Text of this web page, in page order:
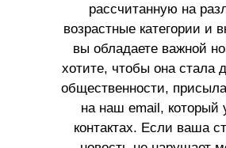
рассчитанную на
возрастные категории и
вы обладаете важной
хотите, чтобы она стала
общественности,
на наш email, который
контактах. Если ваша